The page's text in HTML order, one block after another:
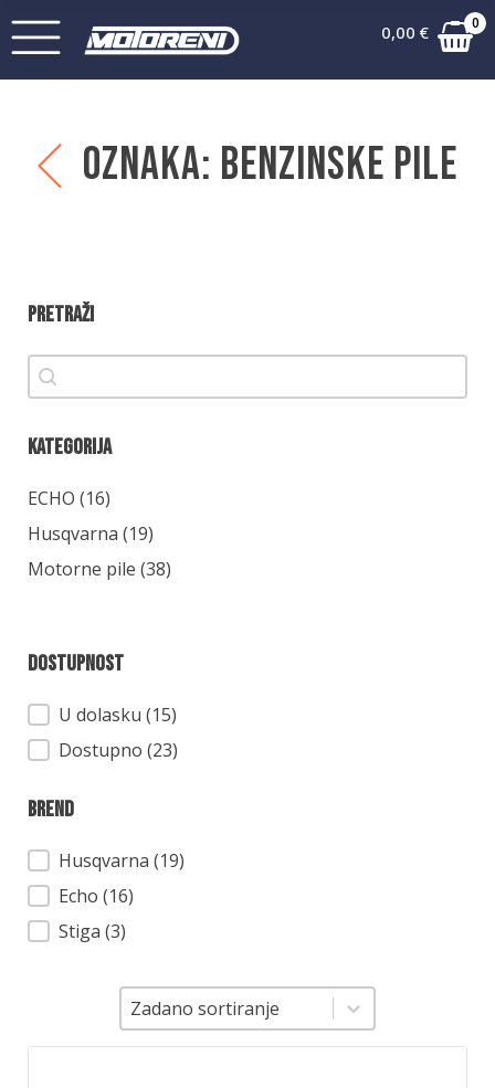
0,00 € 0
Oznaka: Benzinske pile
Pretraži
Pretraži
Pretraži
Kategorija
Kategorija
ECHO (16)
Husqvarna (19)
Motorne pile (38)
Dostupnost
Dostupnost
U dolasku (15)
Dostupno (23)
Brend
BrendHusqvarna (19)
Echo (16)
Stiga (3)
Sortiranje
Zadano sortiranje
Sortiranje